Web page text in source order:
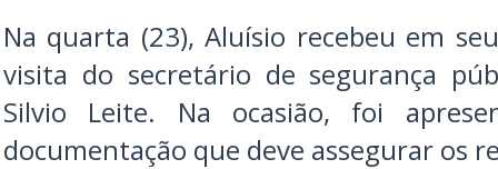
Na quarta (23), Aluísio recebeu em
visita do secretário de segurança
Silvio Leite. Na ocasião, foi
documentação que deve assegurar os